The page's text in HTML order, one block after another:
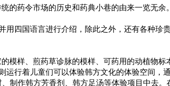
的药令市场的历史和药典小巷的由来一览无余。
四国语言进行介绍，除此之外，还有各种珍
模样、煎药草诊脉的模样、可药用的动植物标
行着儿童们可以体验韩方文化的体验空间，
制作韩方芳香剂、韩方足汤等体验项目中去。